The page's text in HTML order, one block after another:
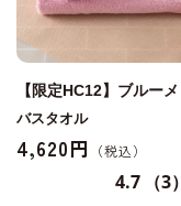
【限定HC12】ブルーメ
バスタオル
4,620円
4.7 （3）